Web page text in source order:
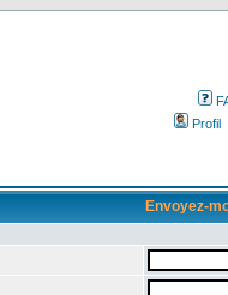
Profil
Envoyez-